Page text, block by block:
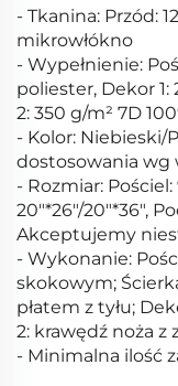
- Tkanina: Przód:
mikrowłókno
- Wypełnienie:
poliester, Dekor 1:
2: 350 g/m² 7D
- Kolor: Niebieski/
dostosowania wg
- Rozmiar:
20"*26"/20"*36",
Akceptujemy
- Wykonanie:
skokowym;
płatem z tyłu;
2: krawędź noża
- Minimalna ilość